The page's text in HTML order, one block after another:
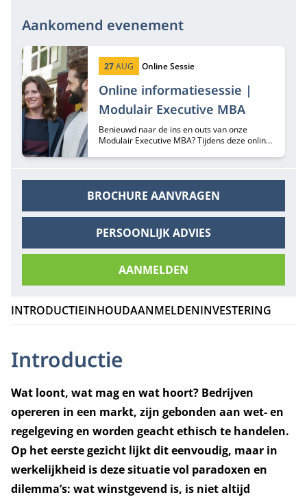
Aankomend evenement
Online informatiesessie |
Modulair Executive MBA
Startdatum:
27AUG Type:
Online Sessie
Benieuwd naar de ins en outs van onze
Modulair Executive MBA? Tijdens deze online
BROCHURE AANVRAGEN
PERSOONLIJK ADVIES
AANMELDEN
INTRODUCTIEINHOUDAANMELDENINVESTERING
Introductie
Wat loont, wat mag en wat hoort? Bedrijven
opereren in een markt, zijn gebonden aan wet- en
regelgeving en worden geacht ethisch te handelen.
Op het eerste gezicht lijkt dit eenvoudig, maar in
werkelijkheid is deze situatie vol paradoxen en
dilemma’s: wat winstgevend is, is niet altijd